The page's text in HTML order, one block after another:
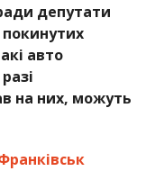
депутати
авто
на них, можуть